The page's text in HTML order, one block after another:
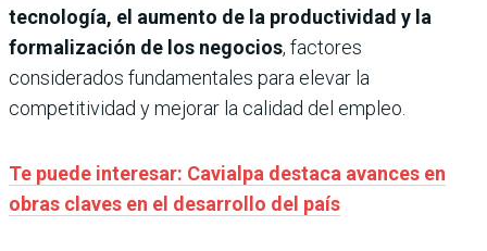
tecnología, el aumento de la productividad y la
formalización de los negocios, factores
considerados fundamentales para elevar la
competitividad y mejorar la calidad del empleo.
Te puede interesar: Cavialpa destaca avances en
obras claves en el desarrollo del país